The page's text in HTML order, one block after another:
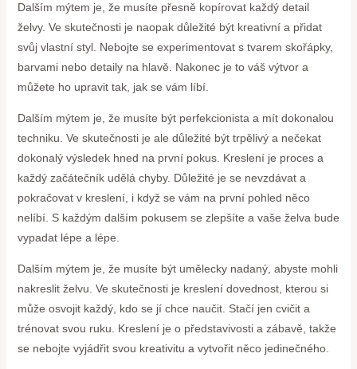
Dalším mýtem je, že musíte přesně kopírovat každý detail
želvy. Ve skutečnosti je naopak důležité být kreativní a přidat
svůj vlastní styl. Nebojte se experimentovat s tvarem skořápky,
barvami nebo detaily na hlavě. Nakonec je to váš výtvor a
můžete ho upravit tak, jak se vám líbí.
Dalším mýtem je, že musíte být perfekcionista a mít dokonalou
techniku. Ve skutečnosti je ale důležité být trpělivý a nečekat
dokonalý výsledek hned na první pokus. Kreslení je proces a
každý začátečník udělá chyby. Důležité je se nevzdávat a
pokračovat v kreslení, i když se vám na první pohled něco
nelíbí. S každým dalším pokusem se zlepšíte a vaše želva bude
vypadat lépe a lépe.
Dalším mýtem je, že musíte být umělecky nadaný, abyste mohli
nakreslit želvu. Ve skutečnosti je kreslení dovednost, kterou si
může osvojit každý, kdo se jí chce naučit. Stačí jen cvičit a
trénovat svou ruku. Kreslení je o představivosti a zábavě, takže
se nebojte vyjádřit svou kreativitu a vytvořit něco jedinečného.